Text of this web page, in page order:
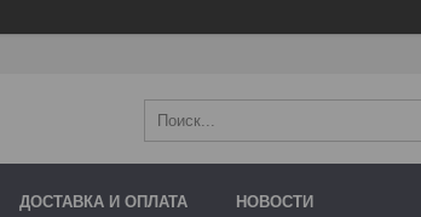
ДОСТАВКА И ОПЛАТА НОВОСТИ